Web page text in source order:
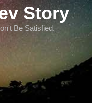
Story
Be Satisfied.